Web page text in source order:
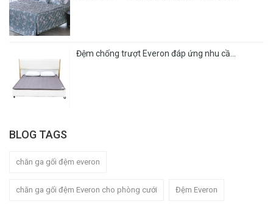
Đệm chống trượt Everon đáp ứng nhu cầ...
BLOG TAGS
chăn ga gối đệm everon
chăn ga gối đệm Everon cho phòng cưới Đệm Everon